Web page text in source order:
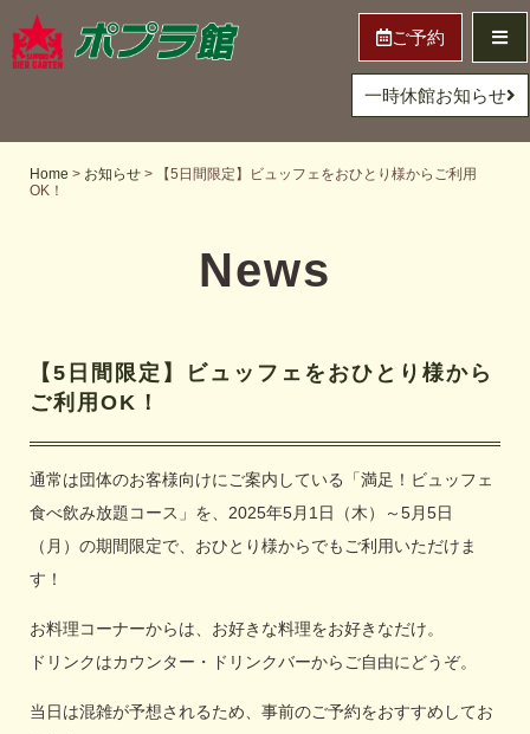
一時休館お知らせ
ご予約
Home > お知らせ >
【5日間限定】ビュッフェをおひとり様からご利用
OK！
News
【5日間限定】ビュッフェをおひとり様から
ご利用OK！
通常は団体のお客様向けにご案内している「満足！ビュッフェ
食べ飲み放題コース」を、2025年5月1日（木）～5月5日
（月）の期間限定で、おひとり様からでもご利用いただけま
す！
お料理コーナーからは、お好きな料理をお好きなだけ。
ドリンクはカウンター・ドリンクバーからご自由にどうぞ。
当日は混雑が予想されるため、事前のご予約をおすすめしてお